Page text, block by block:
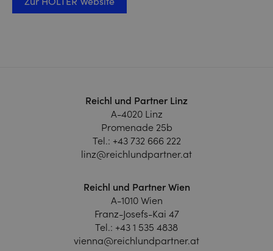
Reichl und Partner Linz
A-4020 Linz
Promenade 25b
Tel.: +43 732 666 222
linz@reichlundpartner.at
Reichl und Partner Wien
A-1010 Wien
Franz-Josefs-Kai 47
Tel.: +43 1 535 4838
vienna@reichlundpartner.at